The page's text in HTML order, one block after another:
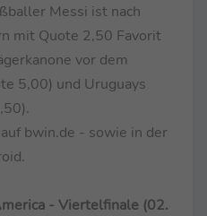
Messi ist nach
mit Quote 2,50 Favorit
vor dem
5,00) und Uruguays
bwin.de - sowie in der
- Viertelfinale (02.